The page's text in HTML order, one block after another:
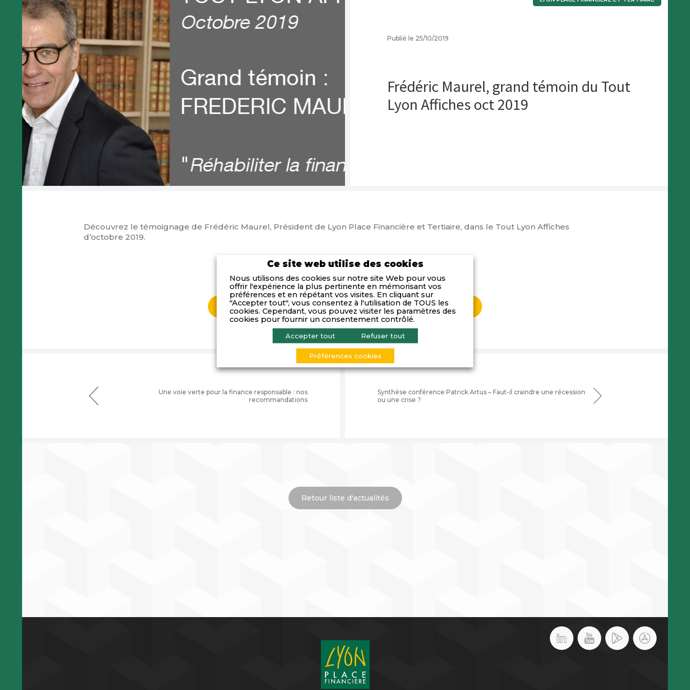
Publié le 25/10/2019
Frédéric Maurel, grand témoin du Tout
Lyon Affiches oct 2019
Découvrez le témoignage de Frédéric Maurel, Président de Lyon Place Financière et Tertiaire, dans le Tout Lyon Affiches
d’octobre 2019.
Article Tout Lyon Affiches oct 2019 - Frédéric Maurel, grand témoin
Une voie verte pour la finance responsable : nos
recommandations
Synthèse conférence Patrick Artus – Faut-il craindre une récession
ou une crise ?
Retour liste d'actualités
Ce site web utilise des cookies
Nous utilisons des cookies sur notre site Web pour vous
offrir l'expérience la plus pertinente en mémorisant vos
préférences et en répétant vos visites. En cliquant sur
"Accepter tout", vous consentez à l'utilisation de TOUS les
cookies. Cependant, vous pouvez visiter les paramètres des
cookies pour fournir un consentement contrôlé.
Accepter tout Refuser tout
Préférences cookies